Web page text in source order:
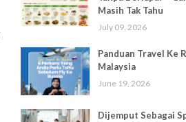
Masih Tak Tahu
July 09, 2026
Panduan Travel Ke
Malaysia
June 19, 2026
Dijemput Sebagai